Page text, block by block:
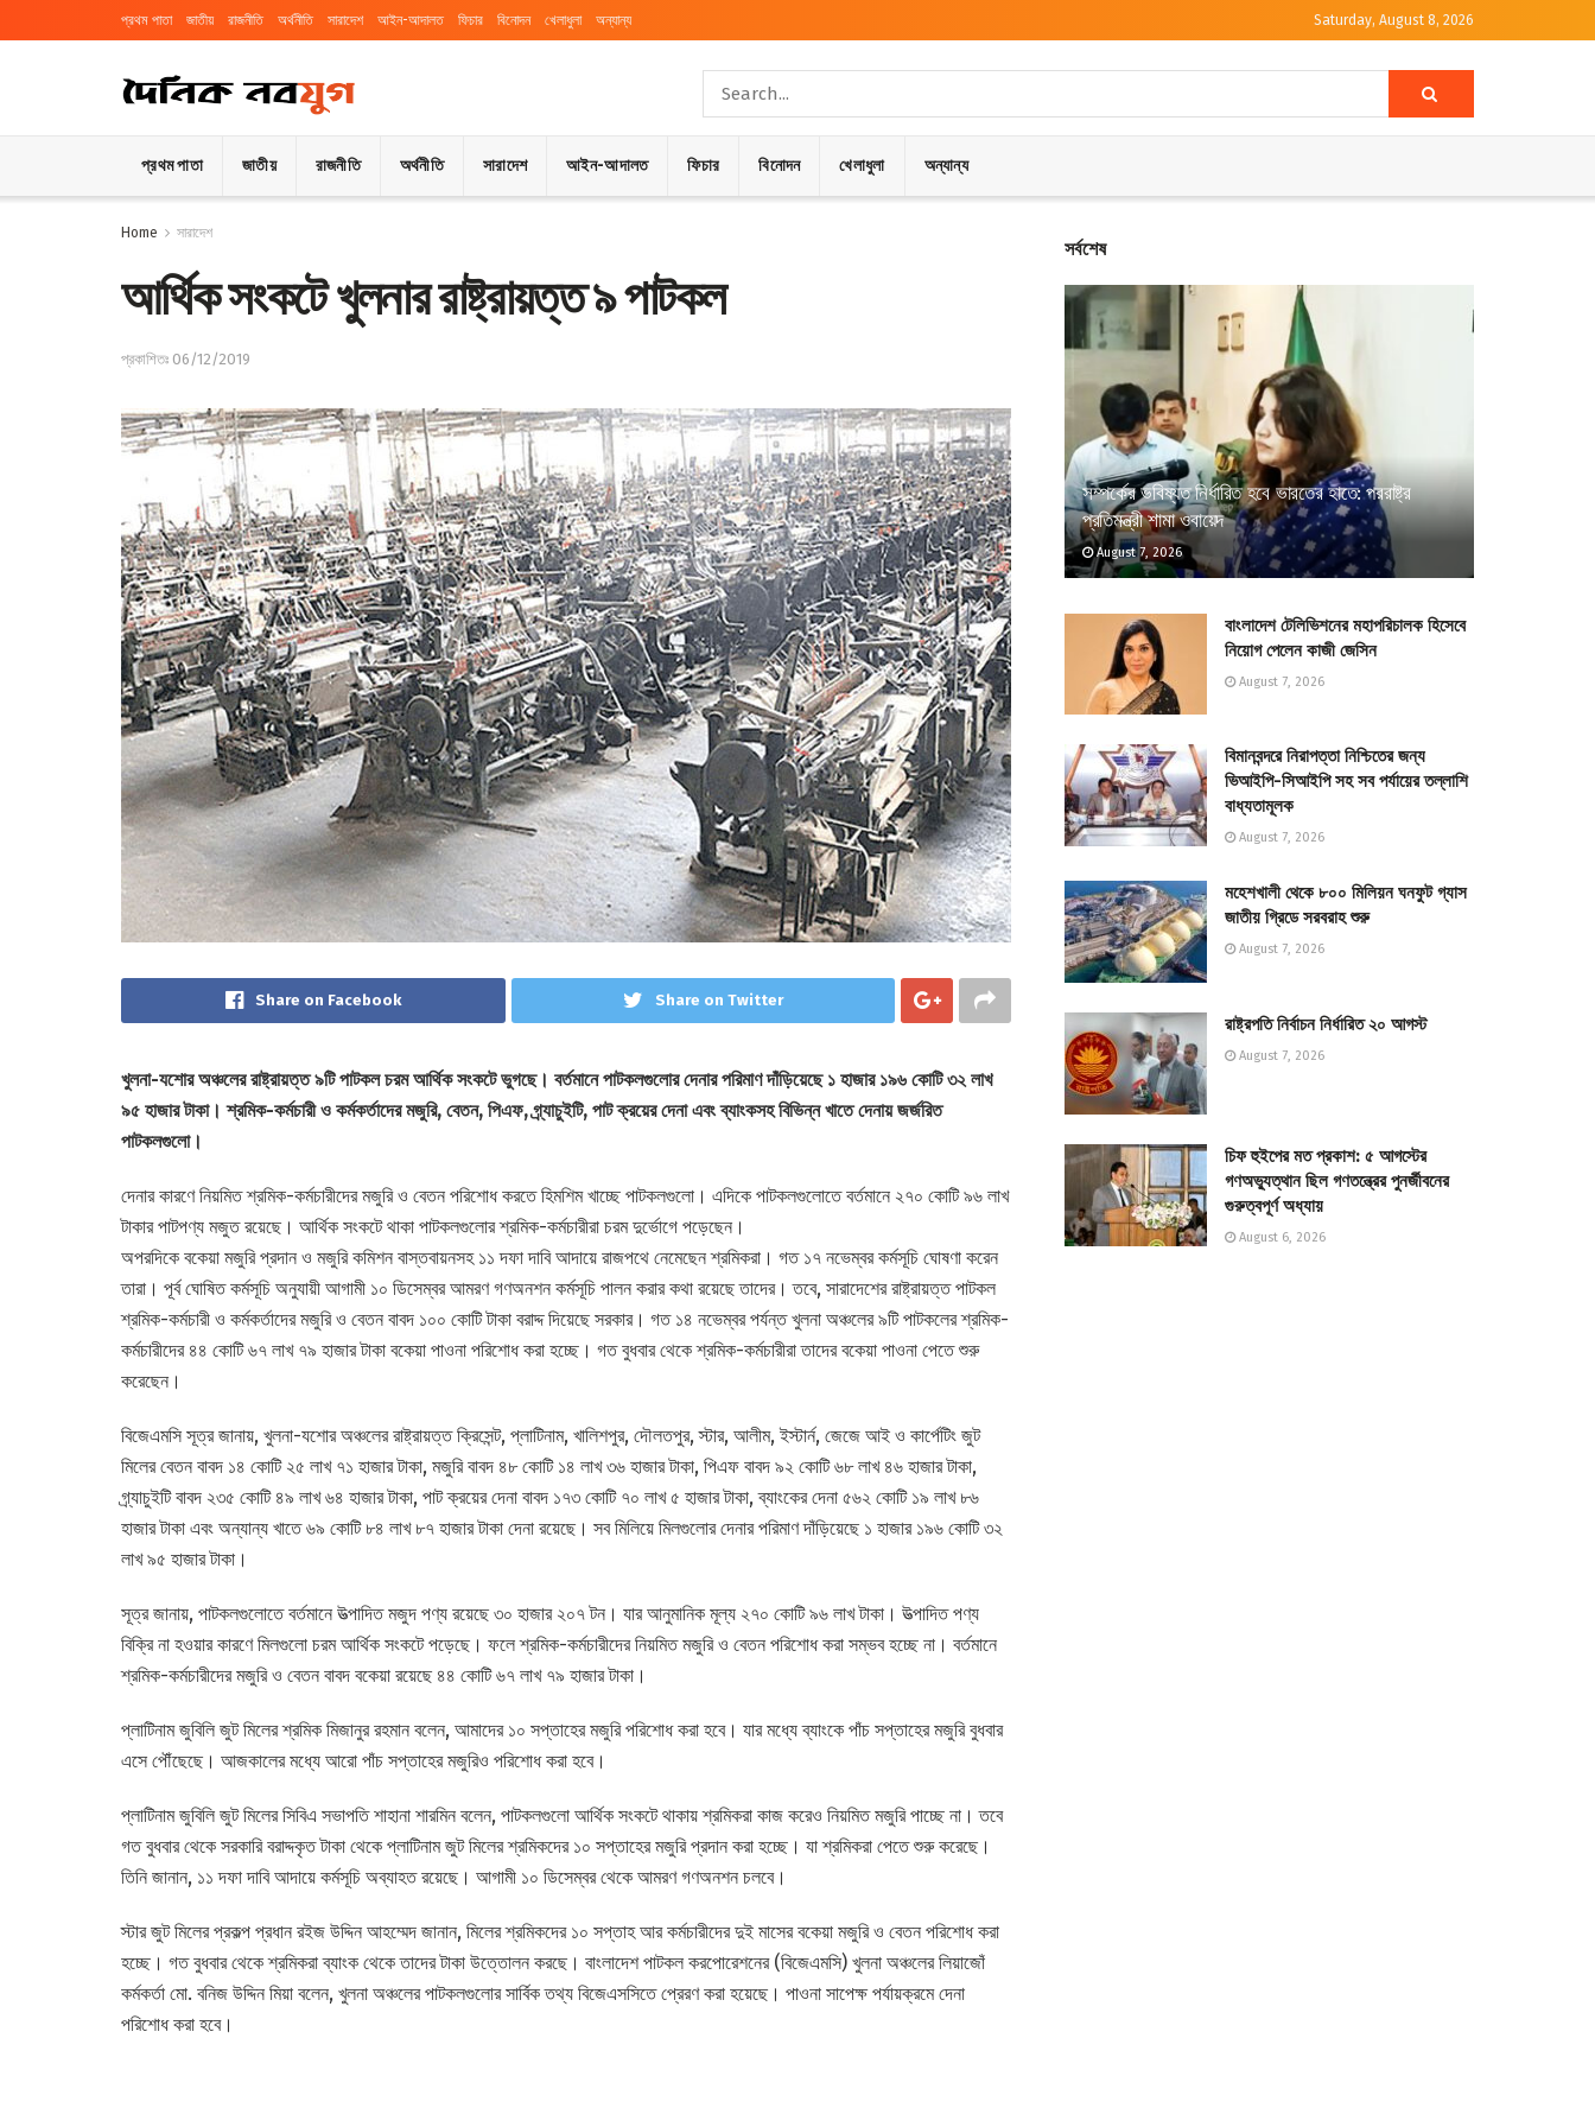
প্রথম পাতা জাতীয় রাজনীতি অর্থনীতি সারাদেশ আইন-আদালত ফিচার বিনোদন খেলাধুলা অন্যান্য Saturday, August 8, 2026
প্রথম পাতা জাতীয় রাজনীতি অর্থনীতি সারাদেশ আইন-আদালত ফিচার বিনোদন খেলাধুলা অন্যান্য
Home সারাদেশ
আর্থিক সংকটে খুলনার রাষ্ট্রায়ত্ত ৯ পাটকল
প্রকাশিতঃ 06/12/2019
Share on Facebook Share on Twitter
খুলনা-যশোর অঞ্চলের রাষ্ট্রায়ত্ত ৯টি পাটকল চরম আর্থিক সংকটে ভুগছে। বর্তমানে পাটকলগুলোর দেনার পরিমাণ দাঁড়িয়েছে ১ হাজার ১৯৬ কোটি ৩২ লাখ
৯৫ হাজার টাকা। শ্রমিক-কর্মচারী ও কর্মকর্তাদের মজুরি, বেতন, পিএফ, গ্র্যাচুইটি, পাট ক্রয়ের দেনা এবং ব্যাংকসহ বিভিন্ন খাতে দেনায় জর্জরিত
পাটকলগুলো।
দেনার কারণে নিয়মিত শ্রমিক-কর্মচারীদের মজুরি ও বেতন পরিশোধ করতে হিমশিম খাচ্ছে পাটকলগুলো। এদিকে পাটকলগুলোতে বর্তমানে ২৭০ কোটি ৯৬ লাখ
টাকার পাটপণ্য মজুত রয়েছে। আর্থিক সংকটে থাকা পাটকলগুলোর শ্রমিক-কর্মচারীরা চরম দুর্ভোগে পড়েছেন।
অপরদিকে বকেয়া মজুরি প্রদান ও মজুরি কমিশন বাস্তবায়নসহ ১১ দফা দাবি আদায়ে রাজপথে নেমেছেন শ্রমিকরা। গত ১৭ নভেম্বর কর্মসূচি ঘোষণা করেন
তারা। পূর্ব ঘোষিত কর্মসূচি অনুযায়ী আগামী ১০ ডিসেম্বর আমরণ গণঅনশন কর্মসূচি পালন করার কথা রয়েছে তাদের। তবে, সারাদেশের রাষ্ট্রায়ত্ত পাটকল
শ্রমিক-কর্মচারী ও কর্মকর্তাদের মজুরি ও বেতন বাবদ ১০০ কোটি টাকা বরাদ্দ দিয়েছে সরকার। গত ১৪ নভেম্বর পর্যন্ত খুলনা অঞ্চলের ৯টি পাটকলের শ্রমিক-
কর্মচারীদের ৪৪ কোটি ৬৭ লাখ ৭৯ হাজার টাকা বকেয়া পাওনা পরিশোধ করা হচ্ছে। গত বুধবার থেকে শ্রমিক-কর্মচারীরা তাদের বকেয়া পাওনা পেতে শুরু
করেছেন।
বিজেএমসি সূত্র জানায়, খুলনা-যশোর অঞ্চলের রাষ্ট্রায়ত্ত ক্রিসেন্ট, প্লাটিনাম, খালিশপুর, দৌলতপুর, স্টার, আলীম, ইস্টার্ন, জেজে আই ও কার্পেটিং জুট
মিলের বেতন বাবদ ১৪ কোটি ২৫ লাখ ৭১ হাজার টাকা, মজুরি বাবদ ৪৮ কোটি ১৪ লাখ ৩৬ হাজার টাকা, পিএফ বাবদ ৯২ কোটি ৬৮ লাখ ৪৬ হাজার টাকা,
গ্র্যাচুইটি বাবদ ২৩৫ কোটি ৪৯ লাখ ৬৪ হাজার টাকা, পাট ক্রয়ের দেনা বাবদ ১৭৩ কোটি ৭০ লাখ ৫ হাজার টাকা, ব্যাংকের দেনা ৫৬২ কোটি ১৯ লাখ ৮৬
হাজার টাকা এবং অন্যান্য খাতে ৬৯ কোটি ৮৪ লাখ ৮৭ হাজার টাকা দেনা রয়েছে। সব মিলিয়ে মিলগুলোর দেনার পরিমাণ দাঁড়িয়েছে ১ হাজার ১৯৬ কোটি ৩২
লাখ ৯৫ হাজার টাকা।
সূত্র জানায়, পাটকলগুলোতে বর্তমানে উত্পাদিত মজুদ পণ্য রয়েছে ৩০ হাজার ২০৭ টন। যার আনুমানিক মূল্য ২৭০ কোটি ৯৬ লাখ টাকা। উত্পাদিত পণ্য
বিক্রি না হওয়ার কারণে মিলগুলো চরম আর্থিক সংকটে পড়েছে। ফলে শ্রমিক-কর্মচারীদের নিয়মিত মজুরি ও বেতন পরিশোধ করা সম্ভব হচ্ছে না। বর্তমানে
শ্রমিক-কর্মচারীদের মজুরি ও বেতন বাবদ বকেয়া রয়েছে ৪৪ কোটি ৬৭ লাখ ৭৯ হাজার টাকা।
প্লাটিনাম জুবিলি জুট মিলের শ্রমিক মিজানুর রহমান বলেন, আমাদের ১০ সপ্তাহের মজুরি পরিশোধ করা হবে। যার মধ্যে ব্যাংকে পাঁচ সপ্তাহের মজুরি বুধবার
এসে পৌঁছেছে। আজকালের মধ্যে আরো পাঁচ সপ্তাহের মজুরিও পরিশোধ করা হবে।
প্লাটিনাম জুবিলি জুট মিলের সিবিএ সভাপতি শাহানা শারমিন বলেন, পাটকলগুলো আর্থিক সংকটে থাকায় শ্রমিকরা কাজ করেও নিয়মিত মজুরি পাচ্ছে না। তবে
গত বুধবার থেকে সরকারি বরাদ্দকৃত টাকা থেকে প্লাটিনাম জুট মিলের শ্রমিকদের ১০ সপ্তাহের মজুরি প্রদান করা হচ্ছে। যা শ্রমিকরা পেতে শুরু করেছে।
তিনি জানান, ১১ দফা দাবি আদায়ে কর্মসূচি অব্যাহত রয়েছে। আগামী ১০ ডিসেম্বর থেকে আমরণ গণঅনশন চলবে।
স্টার জুট মিলের প্রকল্প প্রধান রইজ উদ্দিন আহম্মেদ জানান, মিলের শ্রমিকদের ১০ সপ্তাহ আর কর্মচারীদের দুই মাসের বকেয়া মজুরি ও বেতন পরিশোধ করা
হচ্ছে। গত বুধবার থেকে শ্রমিকরা ব্যাংক থেকে তাদের টাকা উত্তোলন করছে। বাংলাদেশ পাটকল করপোরেশনের (বিজেএমসি) খুলনা অঞ্চলের লিয়াজোঁ
কর্মকর্তা মো. বনিজ উদ্দিন মিয়া বলেন, খুলনা অঞ্চলের পাটকলগুলোর সার্বিক তথ্য বিজেএসসিতে প্রেরণ করা হয়েছে। পাওনা সাপেক্ষ পর্যায়ক্রমে দেনা
পরিশোধ করা হবে।
সর্বশেষ
সম্পর্কের ভবিষ্যত নির্ধারিত হবে ভারতের হাতে: পররাষ্ট্র
প্রতিমন্ত্রী শামা ওবায়েদ
August 7, 2026
বাংলাদেশ টেলিভিশনের মহাপরিচালক হিসেবে
নিয়োগ পেলেন কাজী জেসিন
August 7, 2026
বিমানবন্দরে নিরাপত্তা নিশ্চিতের জন্য
ভিআইপি-সিআইপি সহ সব পর্যায়ের তল্লাশি
বাধ্যতামূলক
August 7, 2026
মহেশখালী থেকে ৮০০ মিলিয়ন ঘনফুট গ্যাস
জাতীয় গ্রিডে সরবরাহ শুরু
August 7, 2026
রাষ্ট্রপতি নির্বাচন নির্ধারিত ২০ আগস্ট
August 7, 2026
চিফ হুইপের মত প্রকাশ: ৫ আগস্টের
গণঅভ্যুত্থান ছিল গণতন্ত্রের পুনর্জীবনের
গুরুত্বপূর্ণ অধ্যায়
August 6, 2026